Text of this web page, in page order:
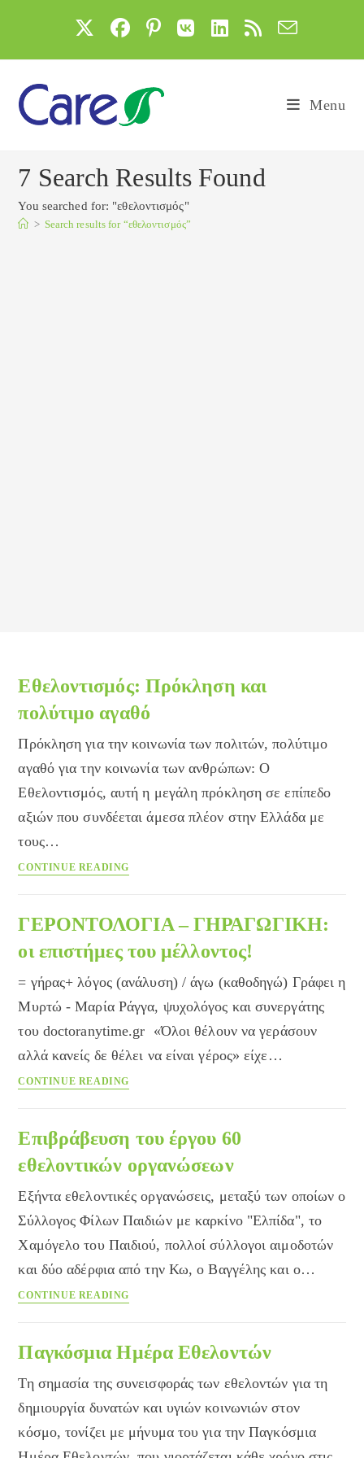
Menu
7 Search Results Found
You searched for: "εθελοντισμός"
> Search results for“εθελοντισμός”
Εθελοντισμός: Πρόκληση και
πολύτιμο αγαθό
Πρόκληση για την κοινωνία των πολιτών, πολύτιμο
αγαθό για την κοινωνία των ανθρώπων: Ο
Εθελοντισμός, αυτή η μεγάλη πρόκληση σε επίπεδο
αξιών που συνδέεται άμεσα πλέον στην Ελλάδα με
τους…
CONTINUE READING
πολύτιμο
ΓΕΡΟΝΤΟΛΟΓΙΑ – ΓΗΡΑΓΩΓΙΚΗ:
οι επιστήμες του μέλλοντος!
= γήρας+ λόγος (ανάλυση) / άγω (καθοδηγώ) Γράφει η
Μυρτώ - Μαρία Ράγγα, ψυχολόγος και συνεργάτης
του doctoranytime.gr «Όλοι θέλουν να γεράσουν
αλλά κανείς δε θέλει να είναι γέρος» είχε…
CONTINUE READING
επιστήμες
του
μέλλοντος!
Επιβράβευση του έργου 60
εθελοντικών οργανώσεων
Εξήντα εθελοντικές οργανώσεις, μεταξύ των οποίων ο
Σύλλογος Φίλων Παιδιών με καρκίνο "Ελπίδα", το
Χαμόγελο του Παιδιού, πολλοί σύλλογοι αιμοδοτών
και δύο αδέρφια από την Κω, ο Βαγγέλης και ο…
CONTINUE READING
60
εθελοντικών
οργανώσεων
Παγκόσμια Ημέρα Εθελοντών
Τη σημασία της συνεισφοράς των εθελοντών για τη
δημιουργία δυνατών και υγιών κοινωνιών στον
κόσμο, τονίζει με μήνυμα του για την Παγκόσμια